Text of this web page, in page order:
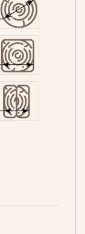
60
Профилированний
Клееный 120